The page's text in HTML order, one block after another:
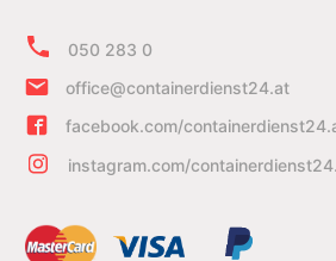
050 283 0
office@containerdienst24.at
facebook.com/
instagram.com/